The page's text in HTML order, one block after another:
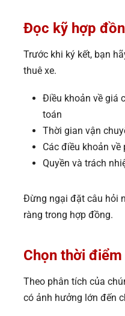
Đọc kỹ hợp
Trước khi ký kết, bạn
thuê xe.
Điều khoản về giá
toán
Thời gian vận
Các điều khoản
Quyền và trách
Đừng ngại đặt câu hỏi
ràng trong hợp đồng.
Chọn thời
Theo phân tích của
có ảnh hưởng lớn đến